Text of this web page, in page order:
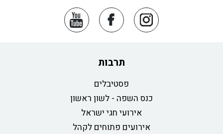
תרבות
פסטיבלים
כנס השפה - לשון ראשון
אירועי חגי ישראל
אירועים פתוחים לקהל